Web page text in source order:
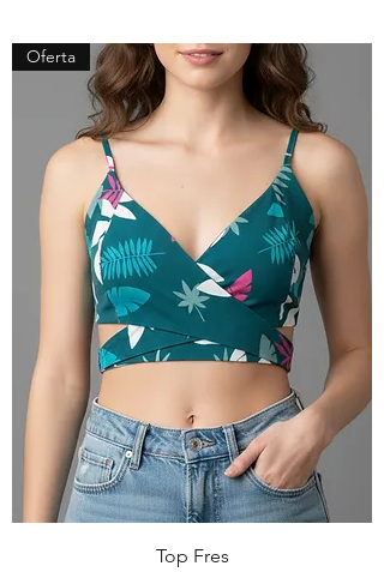
Oferta
Top Fres